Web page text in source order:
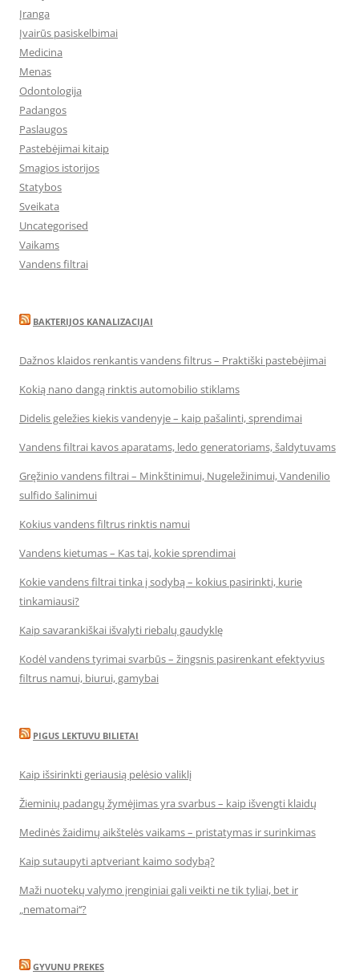
Įranga
Įvairūs pasiskelbimai
Medicina
Menas
Odontologija
Padangos
Paslaugos
Pastebėjimai kitaip
Smagios istorijos
Statybos
Sveikata
Uncategorised
Vaikams
Vandens filtrai
BAKTERIJOS KANALIZACIJAI
Dažnos klaidos renkantis vandens filtrus – Praktiški pastebėjimai
Kokią nano dangą rinktis automobilio stiklams
Didelis geležies kiekis vandenyje – kaip pašalinti, sprendimai
Vandens filtrai kavos aparatams, ledo generatoriams, šaldytuvams
Gręžinio vandens filtrai – Minkštinimui, Nugeležinimui, Vandenilio
sulfido šalinimui
Kokius vandens filtrus rinktis namui
Vandens kietumas – Kas tai, kokie sprendimai
Kokie vandens filtrai tinka į sodybą – kokius pasirinkti, kurie
tinkamiausi?
Kaip savarankiškai išvalyti riebalų gaudyklę
Kodėl vandens tyrimai svarbūs – žingsnis pasirenkant efektyvius
filtrus namui, biurui, gamybai
PIGUS LEKTUVU BILIETAI
Kaip išsirinkti geriausią pelėsio valiklį
Žieminių padangų žymėjimas yra svarbus – kaip išvengti klaidų
Medinės žaidimų aikštelės vaikams – pristatymas ir surinkimas
Kaip sutaupyti aptveriant kaimo sodybą?
Maži nuotekų valymo įrenginiai gali veikti ne tik tyliai, bet ir
„nematomai‘‘?
GYVUNU PREKES